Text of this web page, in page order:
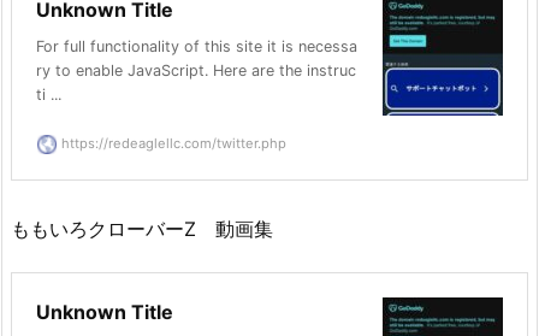
Unknown Title
For full functionality of this site it is necessa
ry to enable JavaScript. Here are the instruc
ti ...
https://redeaglellc.com/twitter.php
ももいろクローバーZ 動画集
Unknown Title